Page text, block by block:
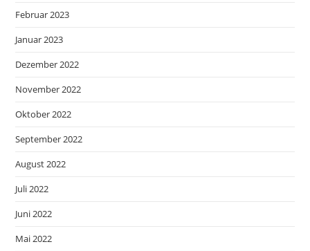
Februar 2023
Januar 2023
Dezember 2022
November 2022
Oktober 2022
September 2022
August 2022
Juli 2022
Juni 2022
Mai 2022